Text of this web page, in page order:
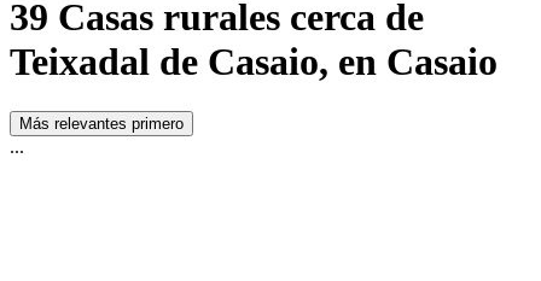
39 Casas rurales cerca de
Teixadal de Casaio, en Casaio
Más relevantes primero
...